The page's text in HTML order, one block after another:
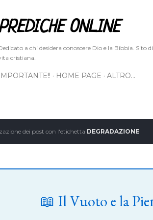
ONLINE
a chi desidera conoscere Dio e la Bibbia. Sito
cristiana.
HOME PAGE ALTRO…
dei post con l'etichetta DEGRADAZIONE
📖 Il Vuoto e la